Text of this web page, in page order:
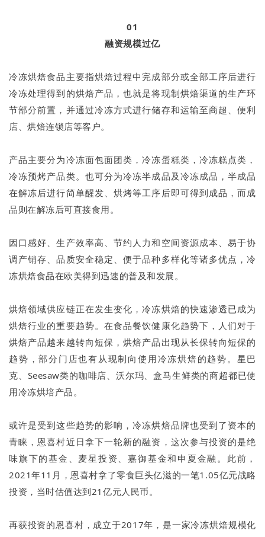
01
融资规模过亿
冷冻烘焙食品主要指烘焙过程中完成部分或全部工序后进行
冷冻处理得到的烘焙产品，也就是将现制烘焙渠道的生产环
节部分前置，并通过冷冻方式进行储存和运输至商超、便利
店、烘焙连锁店等客户。
产品主要分为冷冻面包面团类，冷冻蛋糕类，冷冻糕点类，
冷冻预烤产品类。也可分为冷冻半成品及冷冻成品，半成品
在解冻后进行简单醒发、烘烤等工序后即可得到成品，而成
品则在解冻后可直接食用。
因口感好、生产效率高、节约人力和空间资源成本、易于协
调产销存、品质安全稳定、便于品种多样化等诸多优点，冷
冻烘焙食品在欧美得到迅速的普及和发展。
烘焙领域供应链正在发生变化，冷冻烘焙的快速渗透已成为
烘焙行业的重要趋势。在食品餐饮健康化趋势下，人们对于
烘焙产品越来越转向短保，烘焙产品出现从长保转向短保的
趋势，部分门店也有从现制向使用冷冻烘焙的趋势。星巴
克、Seesaw类的咖啡店、沃尔玛、盒马生鲜类的商超都已使
用冷冻烘培产品。
或许是受到这些趋势的影响，冷冻烘焙品牌也受到了资本的
青睐，恩喜村近日拿下一轮新的融资，这次参与投资的是绝
味旗下的基金、麦星投资、嘉御基金和申夏金融。此前，
2021年11月，恩喜村拿了零食巨头亿滋的一笔1.05亿元战略
投资，当时估值达到21亿元人民币。
再获投资的恩喜村，成立于2017年，是一家冷冻烘焙规模化